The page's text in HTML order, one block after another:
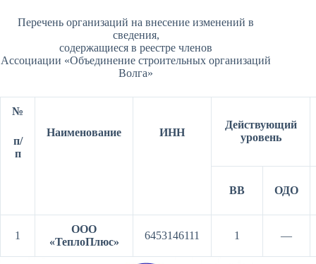
Перечень организаций на внесение изменений в
сведения,
содержащиеся в реестре членов
Ассоциации «Объединение строительных организаций
Волга»
№
п/
п
Наименование ИНН
Действующий
уровень
ВВ ОДО
1
ООО
«ТеплоПлюс»
6453146111 1 —